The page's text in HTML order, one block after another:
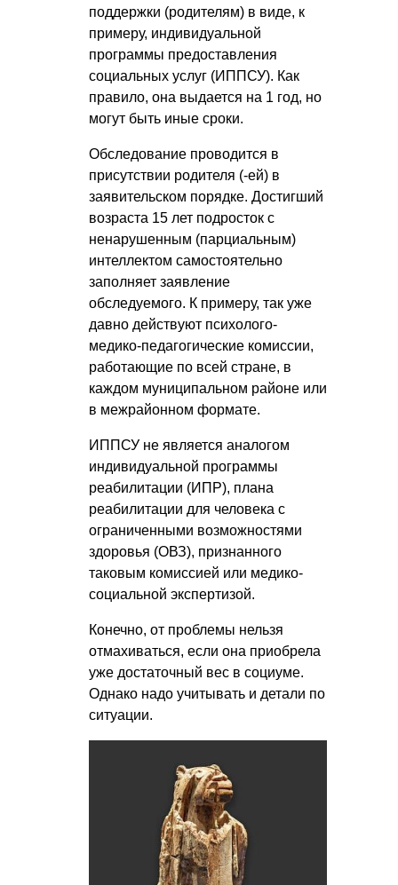
поддержки (родителям) в виде, к
примеру, индивидуальной
программы предоставления
социальных услуг (ИППСУ). Как
правило, она выдается на 1 год, но
могут быть иные сроки.
Обследование проводится в
присутствии родителя (-ей) в
заявительском порядке. Достигший
возраста 15 лет подросток с
ненарушенным (парциальным)
интеллектом самостоятельно
заполняет заявление
обследуемого. К примеру, так уже
давно действуют психолого-
медико-педагогические комиссии,
работающие по всей стране, в
каждом муниципальном районе или
в межрайонном формате.
ИППСУ не является аналогом
индивидуальной программы
реабилитации (ИПР), плана
реабилитации для человека с
ограниченными возможностями
здоровья (ОВЗ), признанного
таковым комиссией или медико-
социальной экспертизой.
Конечно, от проблемы нельзя
отмахиваться, если она приобрела
уже достаточный вес в социуме.
Однако надо учитывать и детали по
ситуации.